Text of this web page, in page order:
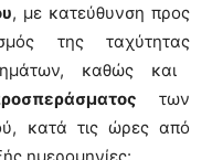
, με κατεύθυνση προς
της ταχύτητας
καθώς και
των
κατά τις ώρες από